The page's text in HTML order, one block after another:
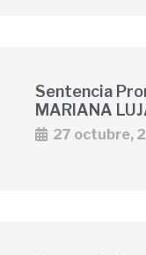
Sentencia
MARIANA
27 octubre,